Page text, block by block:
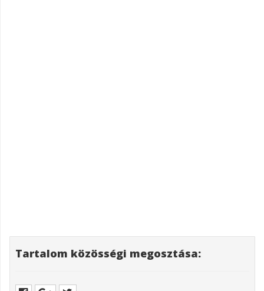
Tartalom közösségi megosztása: